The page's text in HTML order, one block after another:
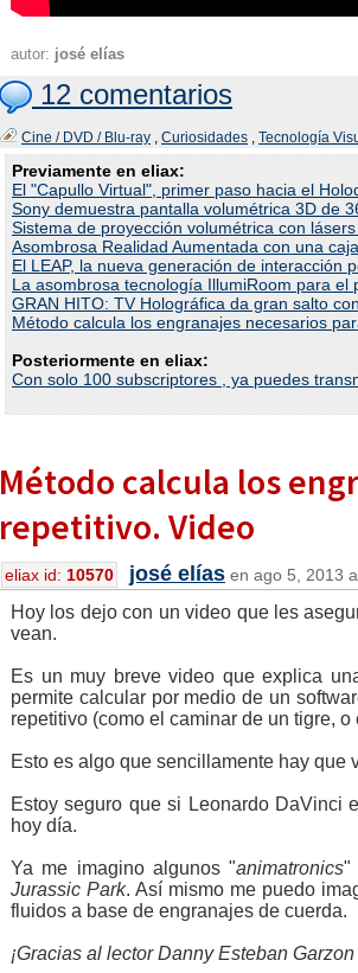
autor: josé elías
12 comentarios
Cine / DVD / Blu-ray , Curiosidades , Tecnología
Previamente en eliax:
El "Capullo Virtual", primer paso hacia el
Sony demuestra pantalla volumétrica 3D de
Sistema de proyección volumétrica con
Asombrosa Realidad Aumentada con una
El LEAP, la nueva generación de interacción
La asombrosa tecnología IllumiRoom para el
GRAN HITO: TV Holográfica da gran salto
Método calcula los engranajes necesarios
Posteriormente en eliax:
Con solo 100 subscriptores , ya puedes
Método calcula los
repetitivo. Video
eliax id: 10570 josé elías en ago 5, 2013
Hoy los dejo con un video que les
vean.
Es un muy breve video que explica
permite calcular por medio de un
repetitivo (como el caminar de un tigre,
Esto es algo que sencillamente hay que
Estoy seguro que si Leonardo DaVinci
hoy día.
Ya me imagino algunos "animatronics"
Jurassic Park. Así mismo me puedo
fluidos a base de engranajes de cuerda.
¡Gracias al lector Danny Esteban